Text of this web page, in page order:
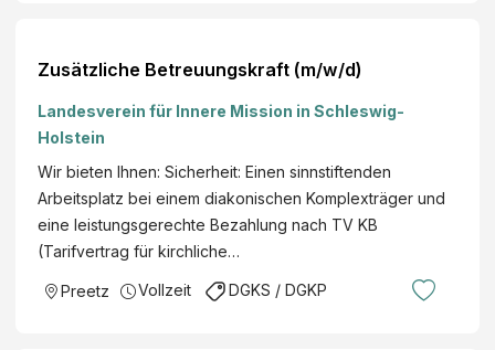
Zusätzliche Betreuungskraft (m/w/d)
Landesverein für Innere Mission in Schleswig-
Holstein
Wir bieten Ihnen: Sicherheit: Einen sinnstiftenden
Arbeitsplatz bei einem diakonischen Komplexträger und
eine leistungsgerechte Bezahlung nach TV KB
(Tarifvertrag für kirchliche…
Preetz Vollzeit DGKS / DGKP